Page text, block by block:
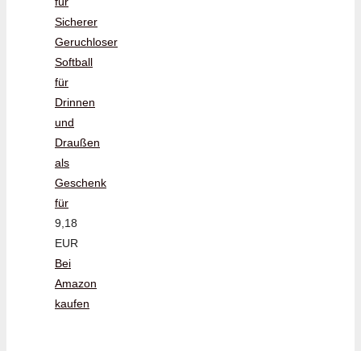
Sicherer
Geruchloser
Softball
für
Drinnen
und
Draußen
als
Geschenk
für
9,18
EUR
Bei
Amazon
kaufen